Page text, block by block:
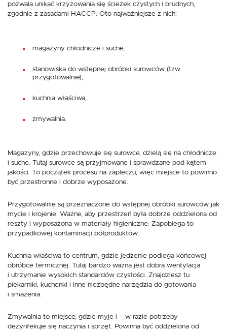
pozwala unikać krzyżowania się ścieżek czystych i brudnych,
zgodnie z zasadami HACCP. Oto najważniejsze z nich:
magazyny chłodnicze i suche,
stanowiska do wstępnej obróbki surowców (tzw.
przygotowalnie),
kuchnia właściwa,
zmywalnia.
Magazyny, gdzie przechowuje się surowce, dzielą się na chłodnicze
i suche. Tutaj surowce są przyjmowane i sprawdzane pod kątem
jakości. To początek procesu na zapleczu, więc miejsce to powinno
być przestronne i dobrze wyposażone.
Przygotowalnie są przeznaczone do wstępnej obróbki surowców jak
mycie i krojenie. Ważne, aby przestrzeń była dobrze oddzielona od
reszty i wyposażona w materiały higieniczne. Zapobiega to
przypadkowej kontaminacji półproduktów.
Kuchnia właściwa to centrum, gdzie jedzenie podlega końcowej
obróbce termicznej. Tutaj bardzo ważna jest dobra wentylacja
i utrzymanie wysokich standardów czystości. Znajdziesz tu
piekarniki, kuchenki i inne niezbędne narzędzia do gotowania
i smażenia.
Zmywalnia to miejsce, gdzie myje i – w razie potrzeby –
dezynfekuje się naczynia i sprzęt. Powinna być oddzielona od